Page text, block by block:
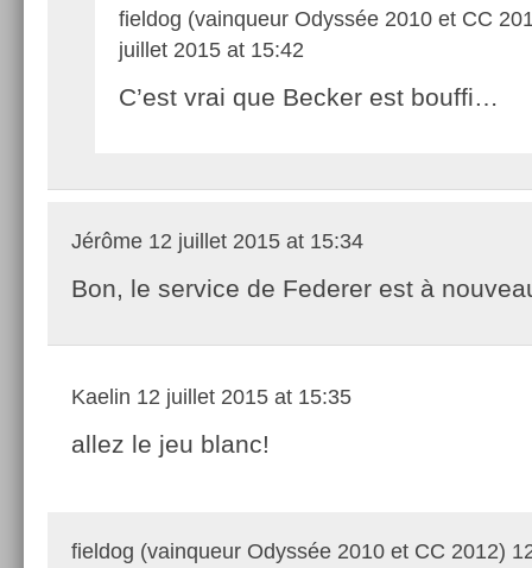
fieldog (vainqueur Odyssée 2010 et CC
juillet 2015 at 15:42
C’est vrai que Becker est bouffi…
Jérôme 12 juillet 2015 at 15:34
Bon, le service de Federer est à
Kaelin 12 juillet 2015 at 15:35
allez le jeu blanc!
fieldog (vainqueur Odyssée 2010 et CC 2012)